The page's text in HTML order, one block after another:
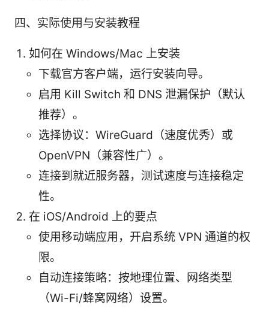
四、实际使用与安装教程
如何在 Windows/Mac 上安装
下载官方客户端，运行安装向导。
启用 Kill Switch 和 DNS 泄漏保护（默认
推荐）。
选择协议：WireGuard（速度优秀）或
OpenVPN（兼容性广）。
连接到就近服务器，测试速度与连接稳定
性。
在 iOS/Android 上的要点
使用移动端应用，开启系统 VPN 通道的权
限。
自动连接策略：按地理位置、网络类型
（Wi-Fi/蜂窝网络）设置。